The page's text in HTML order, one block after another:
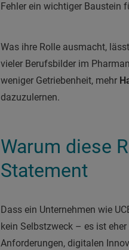
Fehler ein wichtiger Baustein
Was ihre Rolle ausmacht,
vieler Berufsbilder im
weniger Getriebenheit, mehr
dazuzulernen.
Warum diese
Statement
Dass ein Unternehmen wie
kein Selbstzweck – es ist
Anforderungen, digitalen